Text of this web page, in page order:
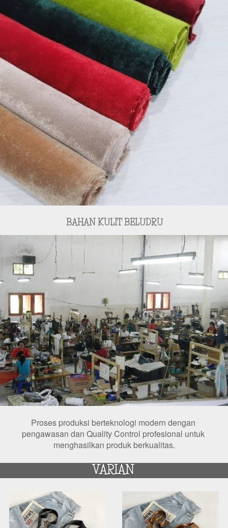
BAHAN KULIT BELUDRU
Proses produksi berteknologi modern dengan
pengawasan dan Quality Control profesional untuk
menghasilkan produk berkualitas.
VARIAN